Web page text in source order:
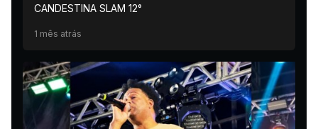
CANDESTINA SLAM 12°
1 mês atrás